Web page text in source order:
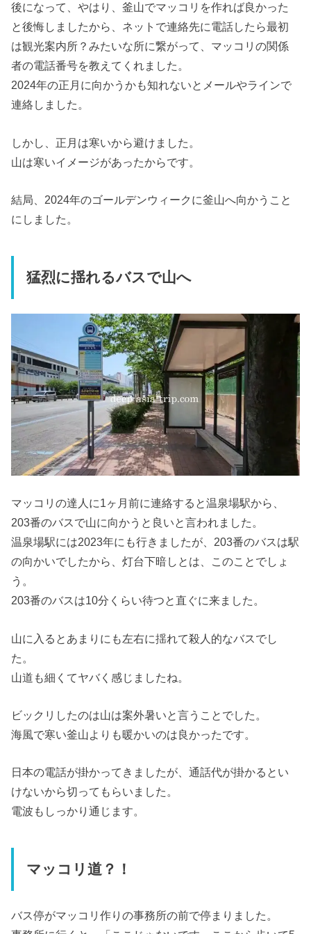
後になって、やはり、釜山でマッコリを作れば良かった
と後悔しましたから、ネットで連絡先に電話したら最初
は観光案内所？みたいな所に繋がって、マッコリの関係
者の電話番号を教えてくれました。
2024年の正月に向かうかも知れないとメールやラインで
連絡しました。
しかし、正月は寒いから避けました。
山は寒いイメージがあったからです。
結局、2024年のゴールデンウィークに釜山へ向かうこと
にしました。
猛烈に揺れるバスで山へ
マッコリの達人に1ヶ月前に連絡すると温泉場駅から、
203番のバスで山に向かうと良いと言われました。
温泉場駅には2023年にも行きましたが、203番のバスは駅
の向かいでしたから、灯台下暗しとは、このことでしょ
う。
203番のバスは10分くらい待つと直ぐに来ました。
山に入るとあまりにも左右に揺れて殺人的なバスでし
た。
山道も細くてヤバく感じましたね。
ビックリしたのは山は案外暑いと言うことでした。
海風で寒い釜山よりも暖かいのは良かったです。
日本の電話が掛かってきましたが、通話代が掛かるとい
けないから切ってもらいました。
電波もしっかり通じます。
マッコリ道？！
バス停がマッコリ作りの事務所の前で停まりました。